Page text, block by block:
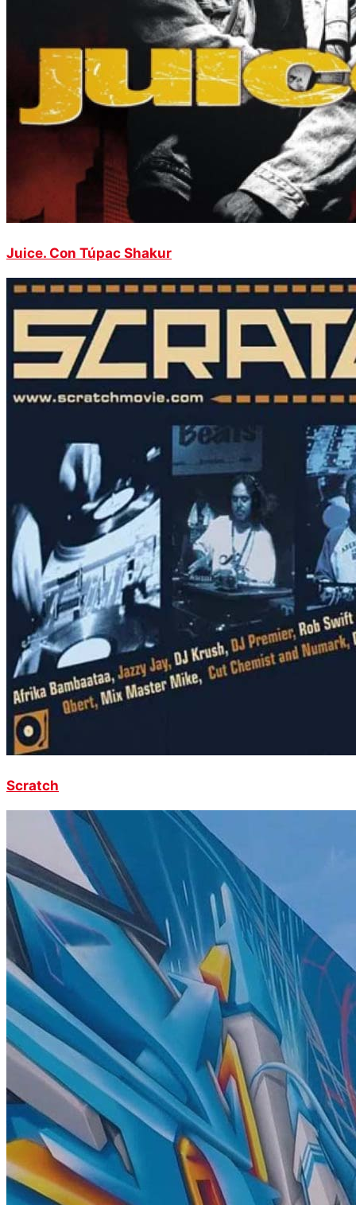
Juice. Con Túpac Shakur
Scratch